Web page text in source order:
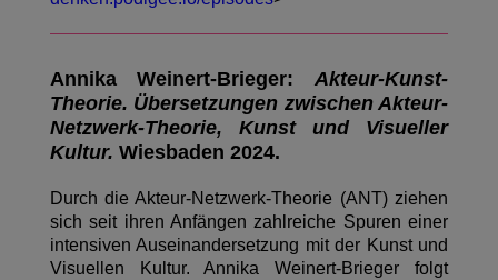
Annika Weinert-Brieger:Akteur-Kunst-
Theorie. Übersetzungen zwischen Akteur-
Netzwerk-Theorie, Kunst und Visueller
Kultur. Wiesbaden 2024.
Durch die Akteur-Netzwerk-Theorie (ANT) ziehen
sich seit ihren Anfängen zahlreiche Spuren einer
intensiven Auseinandersetzung mit der Kunst und
Visuellen Kultur. Annika Weinert-Brieger folgt